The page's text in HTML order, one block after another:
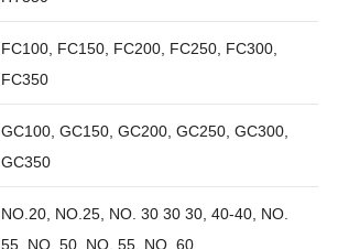
HT350
FC100, FC150, FC200, FC250, FC300,
FC350
GC100, GC150, GC200, GC250, GC300,
GC350
NO.20, NO.25, NO. 30 30 30, 40-40, NO.